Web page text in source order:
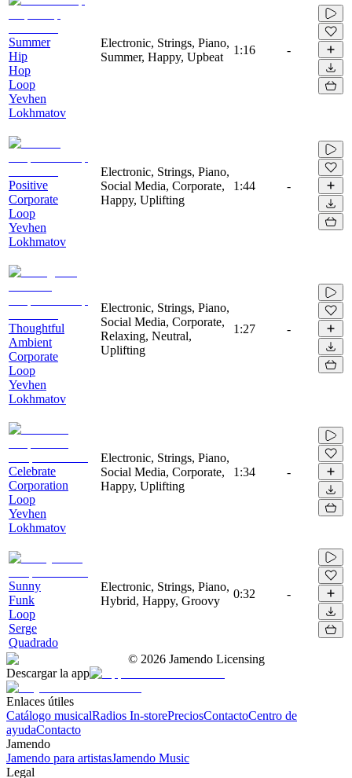
Summer
Hip
Hop
Loop
Yevhen
Lokhmatov
Electronic, Strings, Piano,
Summer, Happy, Upbeat
1:16 -
Positive
Corporate
Loop
Yevhen
Lokhmatov
Electronic, Strings, Piano,
Social Media, Corporate,
Happy, Uplifting
1:44 -
Thoughtful
Ambient
Corporate
Loop
Yevhen
Lokhmatov
Electronic, Strings, Piano,
Social Media, Corporate,
Relaxing, Neutral,
Uplifting
1:27 -
Celebrate
Corporation
Loop
Yevhen
Lokhmatov
Electronic, Strings, Piano,
Social Media, Corporate,
Happy, Uplifting
1:34 -
Sunny
Funk
Loop
Serge
Quadrado
Electronic, Strings, Piano,
Hybrid, Happy, Groovy
0:32 -
© 2026 Jamendo Licensing
Descargar la app
Enlaces útiles
Catálogo musicalRadios In-storePreciosContactoCentro de
ayudaContacto
Jamendo
Jamendo para artistasJamendo Music
Legal